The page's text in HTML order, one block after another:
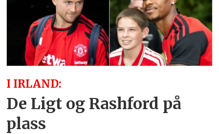
I IRLAND:
De Ligt og Rashford på
plass